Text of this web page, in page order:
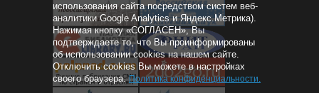
использования сайта посредством систем веб-
аналитики Google Analytics и Яндекс.Метрика).
Нажимая кнопку «СОГЛАСЕН», Вы
подтверждаете то, что Вы проинформированы
об использовании cookies на нашем сайте.
Отключить cookies Вы можете в настройках
своего браузера.Политика конфиденциальности.